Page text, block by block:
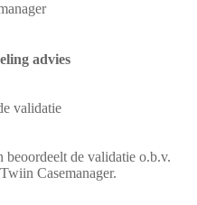
advies
validatie
de validatie o.b.v.
Casemanager.